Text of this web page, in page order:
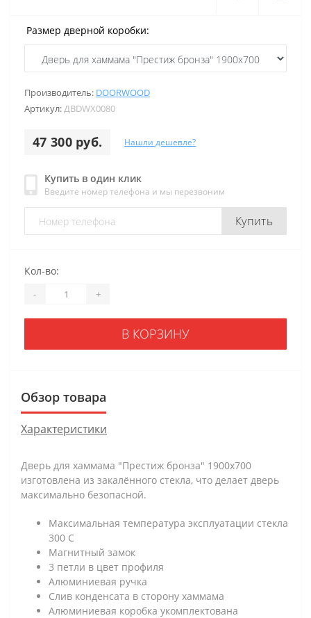
Производитель: DOORWOOD
Артикул:ДВDWХ0080
47 300 руб. Нашли дешевле?
Купить в один клик
Введите номер телефона и мы перезвоним
Купить
Размер дверной коробки:
Кол-во:
- +
В КОРЗИНУ
Обзор товара
Характеристики
Дверь для хаммама "Престиж бронза" 1900х700
изготовлена из закалённого стекла, что делает дверь
максимально безопасной.
Максимальная температура эксплуатации стекла
300 С
Магнитный замок
3 петли в цвет профиля
Алюминиевая ручка
Слив конденсата в сторону хаммама
Алюминиевая коробка укомплектована